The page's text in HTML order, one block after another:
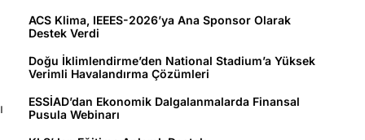
ACS Klima, IEEES-2026’ya Ana Sponsor Olarak
Destek Verdi
Doğu İklimlendirme’den National Stadium’a Yüksek
Verimli Havalandırma Çözümleri
ESSİAD’dan Ekonomik Dalgalanmalarda Finansal
Pusula Webinarı